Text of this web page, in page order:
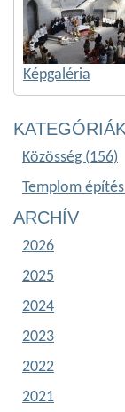
Képgaléria
Közösség (156)
Templom
ARCHÍV
2026
2025
2024
2023
2022
2021